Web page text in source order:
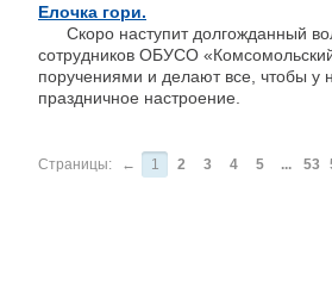
Елочка гори.
Скоро наступит долгожданный
сотрудников ОБУСО
поручениями и делают все, чтобы у
праздничное настроение.
Страницы: ← 1 2 3 4 5 ... 53